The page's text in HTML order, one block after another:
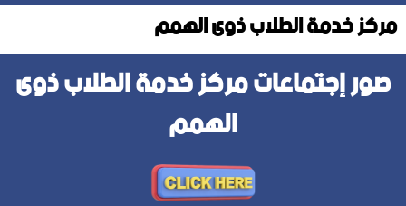
مركز خدمة الطلاب ذوى الهمم
صور إجتماعات مركز خدمة الطلاب ذوى
الهمم